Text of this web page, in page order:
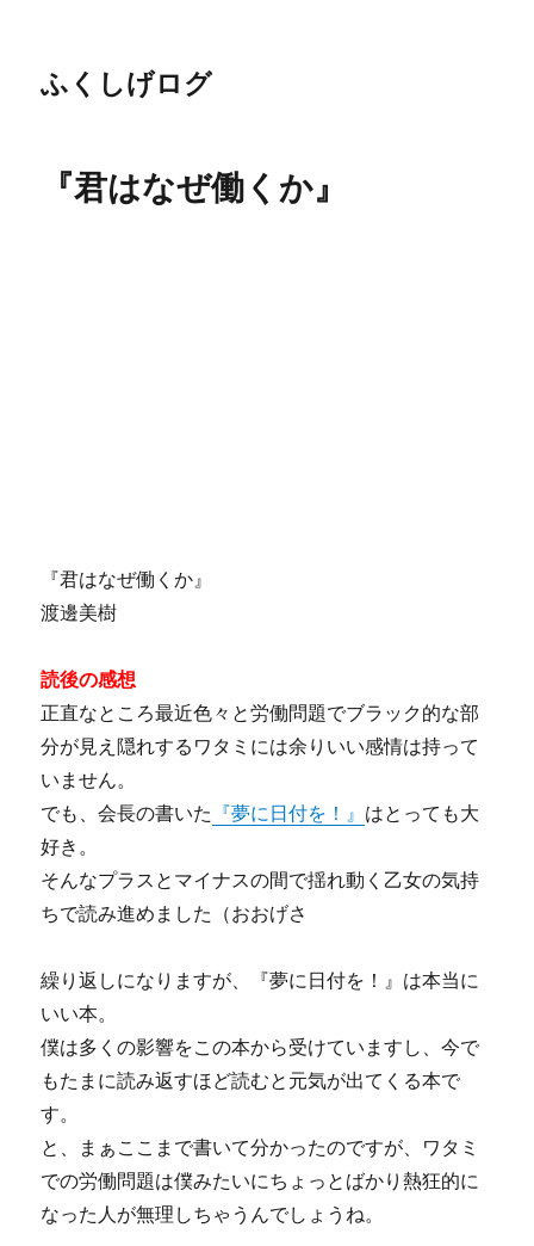
ふくしげログ
『君はなぜ働くか』
『君はなぜ働くか』
渡邊美樹
読後の感想
正直なところ最近色々と労働問題でブラック的な部
分が見え隠れするワタミには余りいい感情は持って
いません。
でも、会長の書いた 『夢に日付を！』 はとっても大
好き。
そんなプラスとマイナスの間で揺れ動く乙女の気持
ちで読み進めました（おおげさ
繰り返しになりますが、『夢に日付を！』は本当に
いい本。
僕は多くの影響をこの本から受けていますし、今で
もたまに読み返すほど読むと元気が出てくる本で
す。
と、まぁここまで書いて分かったのですが、ワタミ
での労働問題は僕みたいにちょっとばかり熱狂的に
なった人が無理しちゃうんでしょうね。